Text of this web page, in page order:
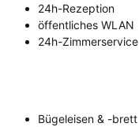
24h-Rezeption
öffentliches WLAN
24h-Zimmerservice
Bügeleisen & -brett